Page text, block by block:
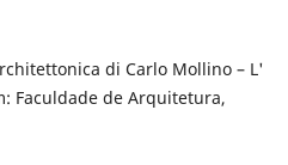
di Carlo Mollino – L'
Faculdade de Arquitetura,